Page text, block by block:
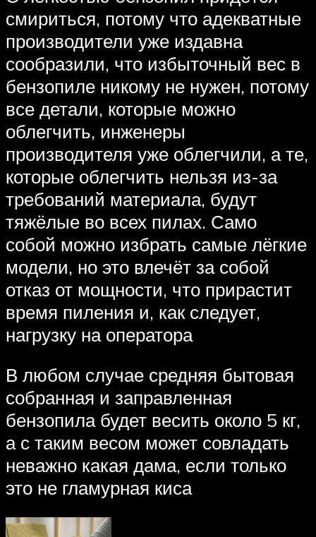
смириться, потому что адекватные
производители уже издавна
сообразили, что избыточный вес в
бензопиле никому не нужен, потому
все детали, которые можно
облегчить, инженеры
производителя уже облегчили, а те,
которые облегчить нельзя из-за
требований материала, будут
тяжёлые во всех пилах. Само
собой можно избрать самые лёгкие
модели, но это влечёт за собой
отказ от мощности, что прирастит
время пиления и, как следует,
нагрузку на оператора
В любом случае средняя бытовая
собранная и заправленная
бензопила будет весить около 5 кг,
а с таким весом может совладать
неважно какая дама, если только
это не гламурная киса